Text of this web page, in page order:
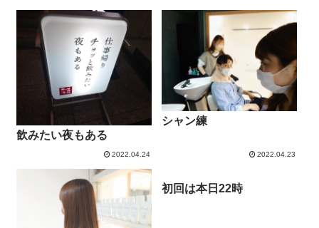
飲みたい夜もある
2022.04.24
シャン練
2022.04.23
初回は本日22時